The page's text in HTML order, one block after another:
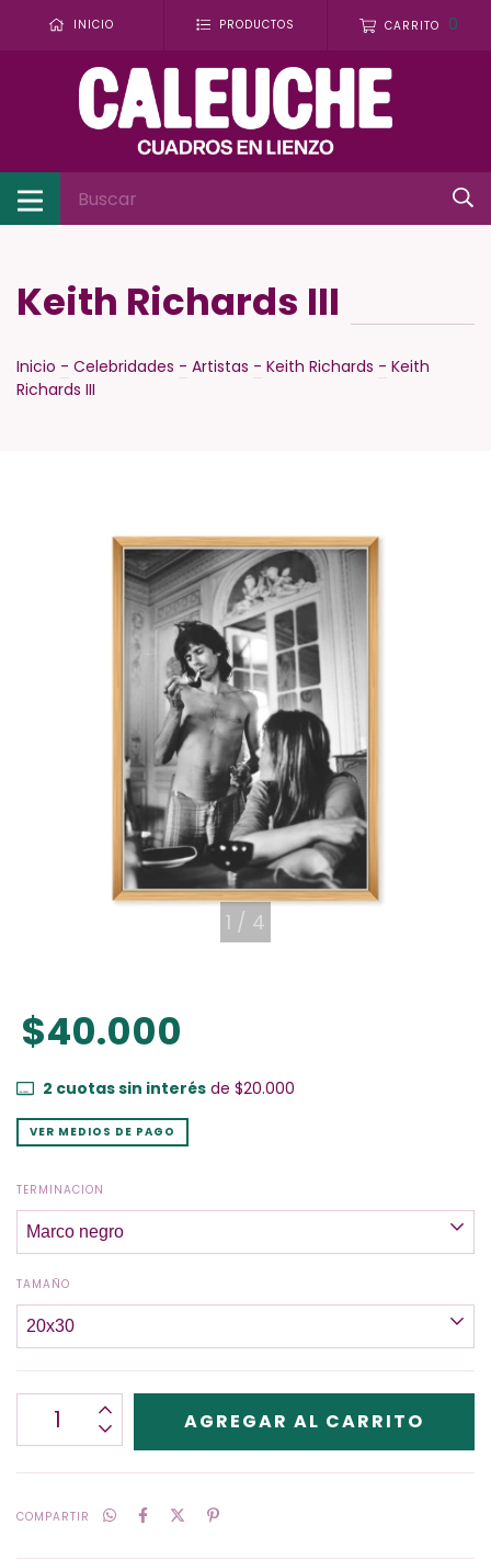
INICIO PRODUCTOS CARRITO 0
Keith Richards III
Inicio - Celebridades - Artistas - Keith Richards - Keith
Richards III
1 / 4
$40.000
2 cuotas sin interésde $20.000
VER MEDIOS DE PAGO
TERMINACION
TAMAÑO
COMPARTIR